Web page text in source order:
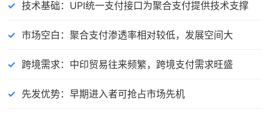
技术基础：UPI统一支付接口为聚合支付提供技术支撑
市场空白：聚合支付渗透率相对较低，发展空间大
跨境需求：中印贸易往来频繁，跨境支付需求旺盛
先发优势：早期进入者可抢占市场先机